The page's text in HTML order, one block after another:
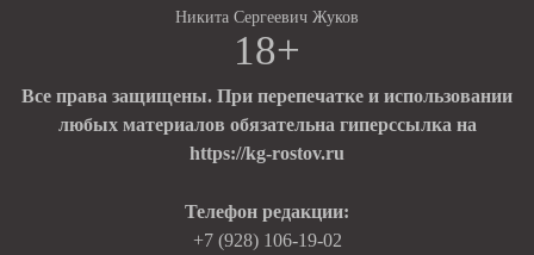
Никита Сергеевич Жуков
18+
Все права защищены. При перепечатке и использовании
любых материалов обязательна гиперссылка на
https://kg-rostov.ru
Телефон редакции:
+7 (928) 106-19-02